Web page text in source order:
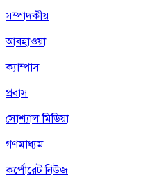
সম্পাদকীয়
আবহাওয়া
ক্যাম্পাস
প্রবাস
সোশ্যাল মিডিয়া
গণমাধ্যম
কর্পোরেট নিউজ